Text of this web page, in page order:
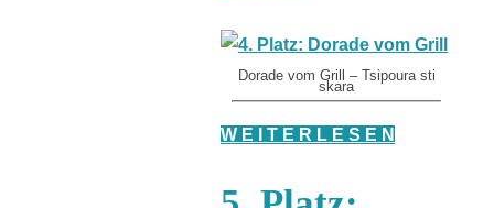
Dorade vom Grill – Tsipoura sti
skara
W E I T E R L E S E N